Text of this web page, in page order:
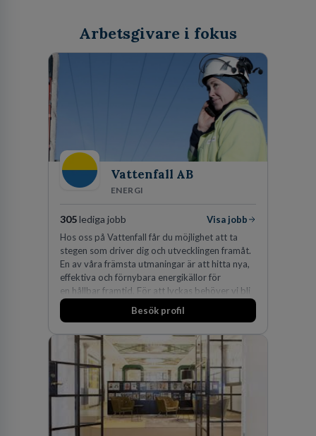
Arbetsgivare i fokus
Vattenfall AB
ENERGI
305lediga jobb
Visa jobb
Hos oss på Vattenfall får du möjlighet att ta
stegen som driver dig och utvecklingen framåt.
En av våra främsta utmaningar är att hitta nya,
effektiva och förnybara energikällor för
en hållbar framtid. För att lyckas behöver vi bli
fler medarbetare som vill göra skillnad.
Besök profil